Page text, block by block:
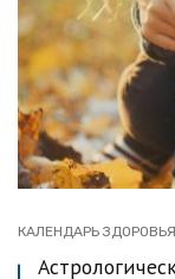
КАЛЕНДАРЬ ЗДОРОВЬЯ